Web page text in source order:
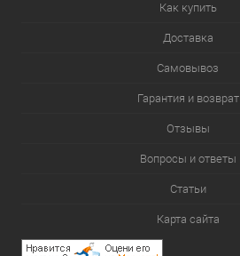
Как купить
Доставка
Самовывоз
Гарантия и возврат
Отзывы
Вопросы и ответы
Статьи
Карта сайта